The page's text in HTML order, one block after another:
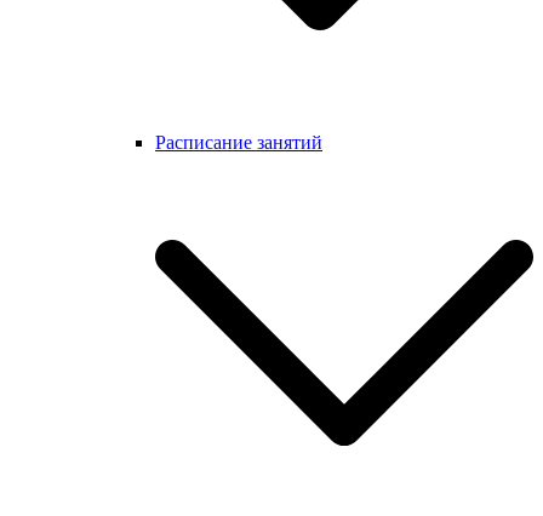
Расписание занятий